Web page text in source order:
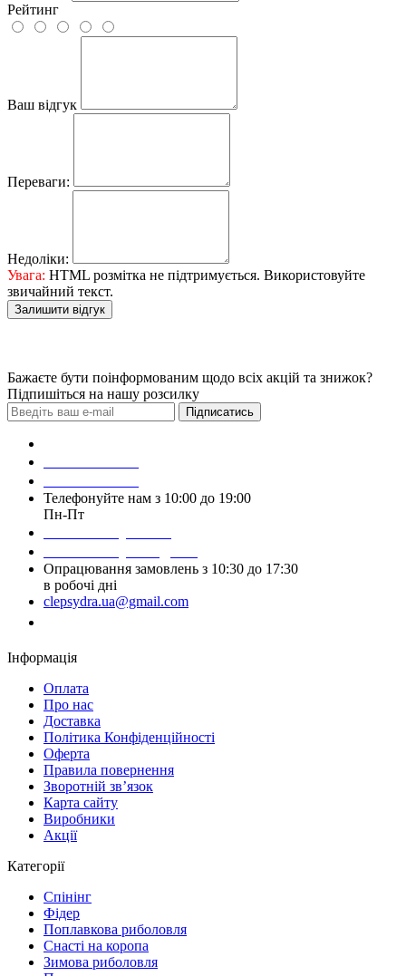
Рейтинг
Ваш відгук
Переваги:
Недоліки:
Увага: HTML розмітка не підтримується. Використовуйте
звичайний текст.
Залишити відгук
Бажаєте бути поінформованим щодо всіх акцій та знижок?
Підпишіться на нашу розсилку
Підписатись
Телефонуйте нам з 10:00 до 19:00
Пн-Пт
Опрацювання замовлень з 10:30 до 17:30
в робочі дні
clepsydra.ua@gmail.com
Інформація
Оплата
Про нас
Доставка
Політика Конфіденційності
Оферта
Правила повернення
Зворотній зв’язок
Карта сайту
Виробники
Акції
Категорії
Спінінг
Фідер
Поплавкова риболовля
Снасті на коропа
Зимова риболовля